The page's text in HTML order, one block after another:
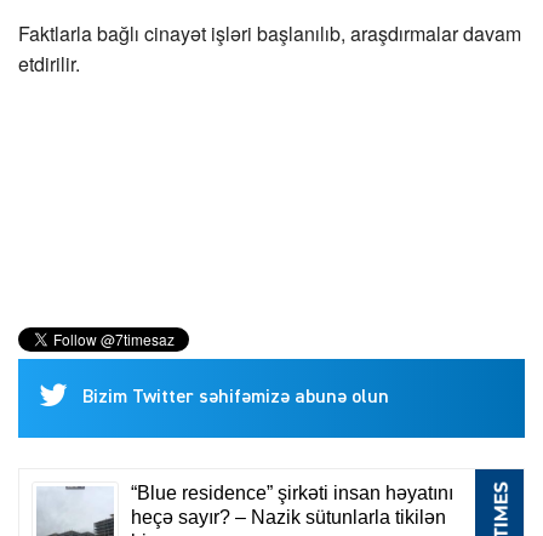
Faktlarla bağlı cinayət işləri başlanılıb, araşdırmalar davam
etdirilir.
Bizim Twitter səhifəmizə abunə olun